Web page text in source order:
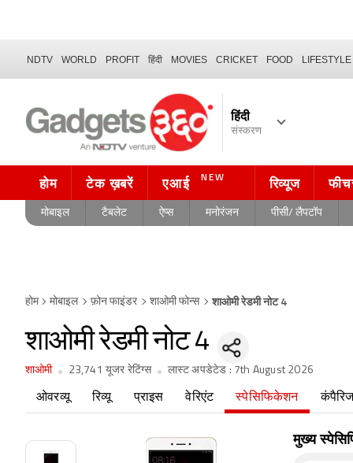
NDTV WORLD PROFIT हिंदी MOVIES CRICKET FOOD LIFESTYLE
हिंदी
संस्करण
होम टेक ख़बरें एआई NEW रिव्यूज
मोबाइल टैबलेट ऐप्स मनोरंजन पीसी/ लैपटॉप
होम मोबाइल फ़ोन फाइंडर शाओमी फोन्स शाओमी रेडमी नोट 4
शाओमी रेडमी नोट 4
शाओमी 23,741 यूजर रेटिंग्स लास्ट अपडेटेड : 7th August 2026
ओवरव्यू रिव्यू प्राइस वेरिएंट स्पेसिफिकेशन
मुख्य